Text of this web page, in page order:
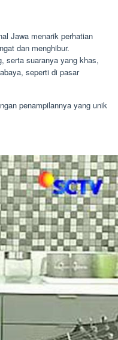
Jawa menarik perhatian
dan menghibur.
serta suaranya yang khas,
seperti di pasar
penampilannya yang unik